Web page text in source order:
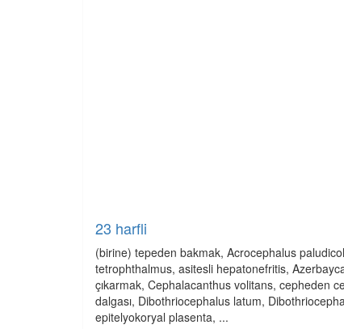
23 harfli
(birine) tepeden bakmak, Acrocephalus
tetrophthalmus, asitesli hepatonefritis,
çıkarmak, Cephalacanthus volitans, cepheden
dalgası, Dibothriocephalus latum,
epitelyokoryal plasenta, ...